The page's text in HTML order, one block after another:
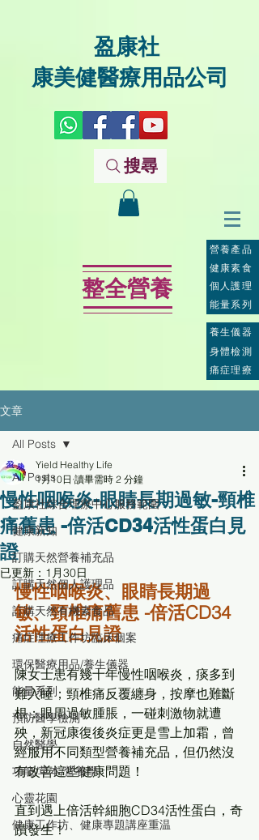
盈康社
康美健醫療用品公司
搜尋
整全營養
營養產品
個人護理
能量系列
健康素食
養生儀器
身體檢測
痛症理療
文章
All Posts
盈康社綜合理療中心服務範圍
健康新知
訂購天然營養補充品
訂購天然個人護理品
訂購天然有機素食品
痛症理療工作坊臨床個案
環保醫療用品/養生儀器
能量系列
預防醫學檢測
自然醫學
功能/草本/營養學
心靈花園
健康工作坊、健康專題講座重温
All Posts
慢性咽喉炎-眼睛長期過敏-頸椎
痛舊患 -倍活CD34活性蛋白見
證
Yield Healthy Life
1月10日 讀畢需時 2 分鐘
已更新： 1月30日
慢性咽喉炎、眼睛長期過
敏、頸椎痛舊患 -倍活CD34
活性蛋白見證
陳女士患有幾十年慢性咽喉炎，痰多到
難入睡；頸椎痛反覆纏身，按摩也難斷
根；眼周過敏腫脹，一碰刺激物就遭
殃，新冠康復後炎症更是雪上加霜，曾
經服用不同類型營養補充品，但仍然沒
有改善這些健康問題！
直到遇上倍活幹細胞CD34活性蛋白，奇
蹟發生！